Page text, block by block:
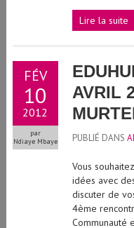
Lire la suite
FÉV
10
2012
par
Ndiaye Mbaye
AVRIL
PUBLIÉ DANS
Vous
idées avec
discuter de
4ème
Communauté